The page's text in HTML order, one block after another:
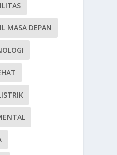
MASA DEPAN